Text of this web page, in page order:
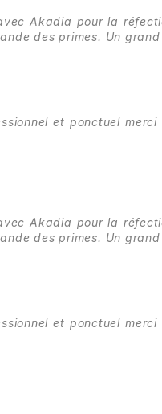
Akadia pour la
des primes. Un
et ponctuel
Akadia pour la
des primes. Un
et ponctuel